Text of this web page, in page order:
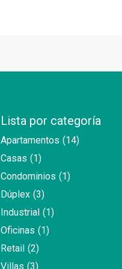
Lista por categoría
Apartamentos (14)
Casas (1)
Condominios (1)
Dúplex (3)
Industrial (1)
Oficinas (1)
Retail (2)
Villas (3)